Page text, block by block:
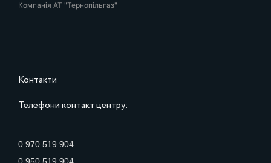
Компанія АТ "Тернопільгаз"
Контакти
Телефони контакт центру:
0 970 519 904